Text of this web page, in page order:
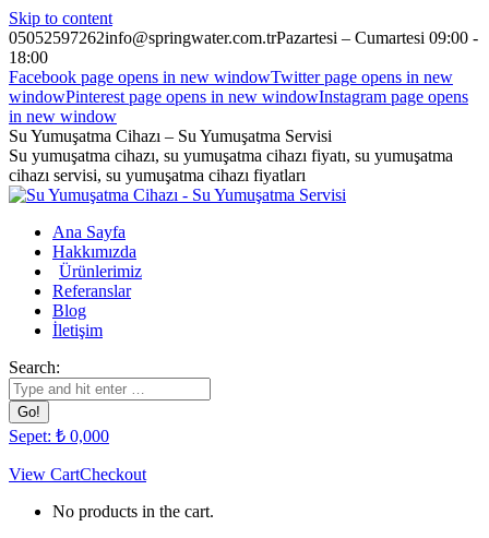
Skip to content
05052597262info@springwater.com.trPazartesi – Cumartesi 09:00 -
18:00
Facebook page opens in new windowTwitter page opens in new
windowPinterest page opens in new windowInstagram page opens
in new window
Su Yumuşatma Cihazı – Su Yumuşatma Servisi
Su yumuşatma cihazı, su yumuşatma cihazı fiyatı, su yumuşatma
cihazı servisi, su yumuşatma cihazı fiyatları
Ana Sayfa
Hakkımızda
Ürünlerimiz
Referanslar
Blog
İletişim
Search:
Sepet: ₺ 0,000
View CartCheckout
No products in the cart.